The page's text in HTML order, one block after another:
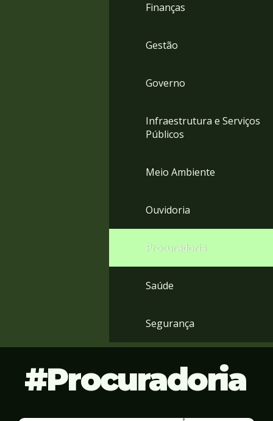
Finanças
Gestão
Governo
Infraestrutura e Serviços
Públicos
Meio Ambiente
Ouvidoria
Procuradoria
Saúde
Segurança
Procuradoria